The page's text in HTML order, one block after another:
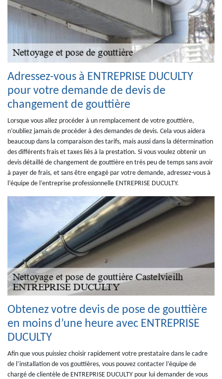
Adressez-vous à ENTREPRISE DUCULTY
pour votre demande de devis de
changement de gouttière
Lorsque vous allez procéder à un remplacement de votre gouttière,
n’oubliez jamais de procéder à des demandes de devis. Cela vous aidera
beaucoup dans la comparaison des tarifs, mais aussi dans la détermination
des différents frais et taxes liés à la prestation. Si vous voulez obtenir un
devis détaillé de changement de gouttière en très peu de temps sans avoir
à payer de frais, et sans être engagé par votre demande, adressez-vous à
l’équipe de l’entreprise professionnelle ENTREPRISE DUCULTY.
Obtenez votre devis de pose de gouttière
en moins d’une heure avec ENTREPRISE
DUCULTY
Afin que vous puissiez choisir rapidement votre prestataire dans le cadre
de l’installation de vos gouttières, vous pouvez contacter l’équipe de
chargé de clientèle de ENTREPRISE DUCULTY pour lui demander de vous